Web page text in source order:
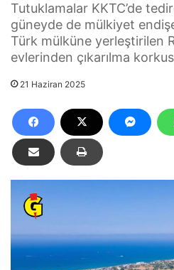
Tutuklamalar KKTC’de
güneyde de mülkiyet
Türk mülküne yerleştirilen
evlerinden çıkarılma
21 Haziran 2025